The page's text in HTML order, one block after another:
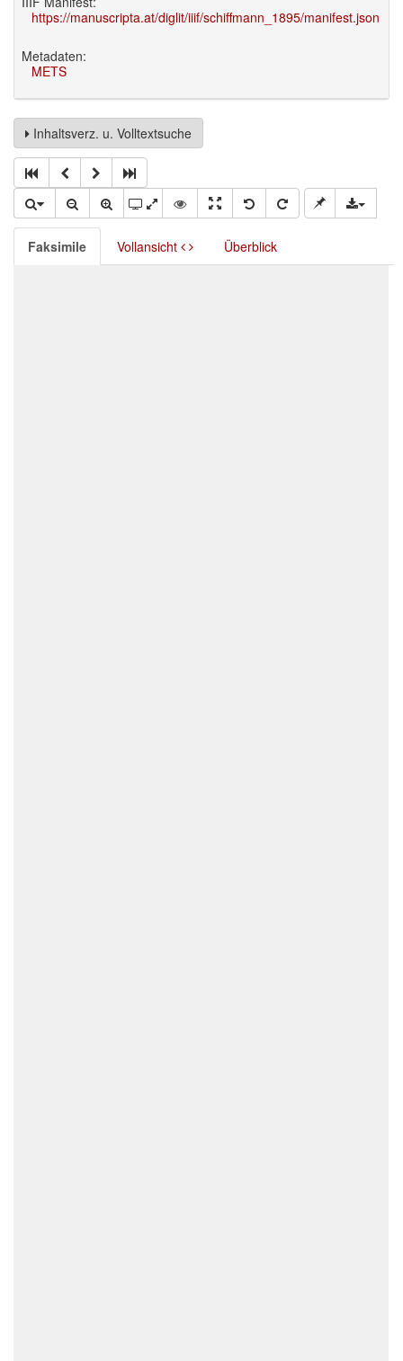
https://manuscripta.at/diglit/iiif/schiffmann_1895/manifest.json
Metadaten:
METS
Inhaltsverz. u. Volltextsuche
Faksimile Vollansicht Überblick